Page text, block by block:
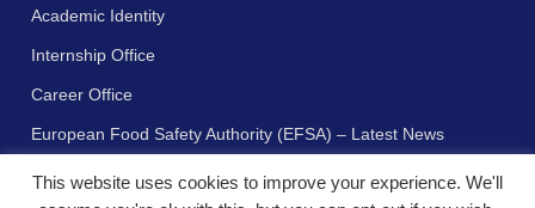
Academic Identity
Internship Office
Career Office
European Food Safety Authority (EFSA) – Latest News
This website uses cookies to improve your experience. We'll